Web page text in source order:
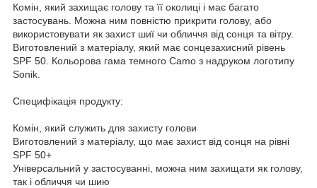
Комін, який захищає голову та її околиці і має багато
застосувань. Можна ним повністю прикрити голову, або
використовувати як захист шиї чи обличчя від сонця та вітру.
Виготовлений з матеріалу, який має сонцезахисний рівень
SPF 50. Кольорова гама темного Camo з надруком логотипу
Sonik.
Специфікація продукту:
Комін, який служить для захисту голови
Виготовлений з матеріалу, що має захист від сонця на рівні
SPF 50+
Універсальний у застосуванні, можна ним захищати як голову,
так і обличчя чи шию